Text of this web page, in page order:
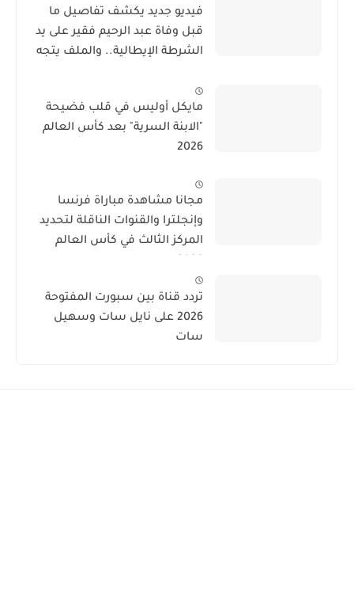
فيديو جديد يكشف تفاصيل ما
قبل وفاة عبد الرحيم فقير على يد
الشرطة الإيطالية.. والملف يتجه
مايكل أوليس في قلب فضيحة
"الابنة السرية" بعد كأس العالم
2026
مجانا مشاهدة مباراة فرنسا
وإنجلترا والقنوات الناقلة لتحديد
المركز الثالث في كأس العالم
تردد قناة بين سبورت المفتوحة
2026 على نايل سات وسهيل
سات